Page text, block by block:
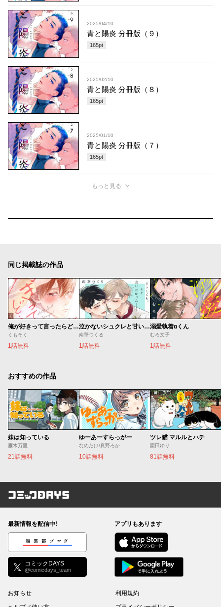
2025/04/10
青と陽炎 分冊版（９）
165pt
2025/02/10
青と陽炎 分冊版（８）
165pt
2025/01/10
青と陽炎 分冊版（７）
165pt
もっと見る
同じ掲載誌の作品
俺が好きって言ったらどうする？
くもそく
1話無料
泣かないシュクレと甘いキス
南華つくる
1話無料
溺愛執着αくん
むろ文子
1話無料
おすすめの作品
妹は知っている
雁木万里
21話無料
ゆーあーすらっがー
なめたけ/真野ろか
10話無料
ツレ猫 マルルとハチ
園田ゆり
81話無料
コミックDAYS
最新情報を配信中!
編集部ブログ
コミックDAYS
@comicdays_team
アプリもあります
お知らせ
利用規約